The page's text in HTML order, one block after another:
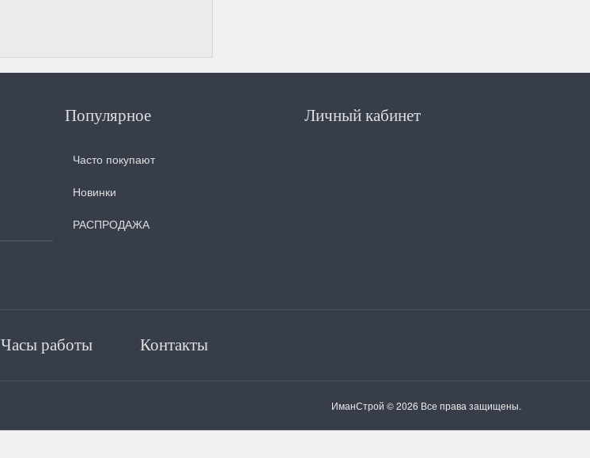
Популярное
Часто покупают
Новинки
РАСПРОДАЖА
Личный кабинет
Часы работы Контакты
ИманСтрой © 2026 Все права защищены.